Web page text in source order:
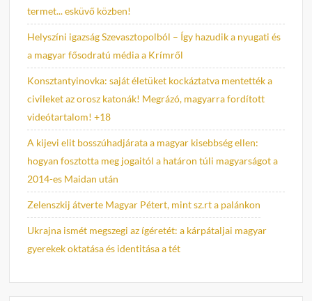
termet... esküvő közben!
Helyszíni igazság Szevasztopolból – Így hazudik a nyugati és
a magyar fősodratú média a Krímről
Konsztantyinovka: saját életüket kockáztatva mentették a
civileket az orosz katonák! Megrázó, magyarra fordított
videótartalom! +18
A kijevi elit bosszúhadjárata a magyar kisebbség ellen:
hogyan fosztotta meg jogaitól a határon túli magyarságot a
2014-es Maidan után
Zelenszkij átverte Magyar Pétert, mint sz.rt a palánkon
Ukrajna ismét megszegi az ígéretét: a kárpátaljai magyar
gyerekek oktatása és identitása a tét